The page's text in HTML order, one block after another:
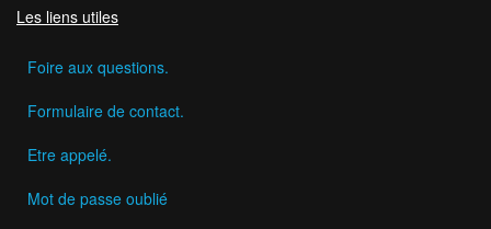
Les liens utiles
Foire aux questions.
Formulaire de contact.
Etre appelé.
Mot de passe oublié